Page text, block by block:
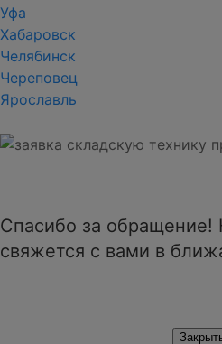
Уфа
Хабаровск
Челябинск
Череповец
Ярославль
Спасибо за
свяжется с вами в